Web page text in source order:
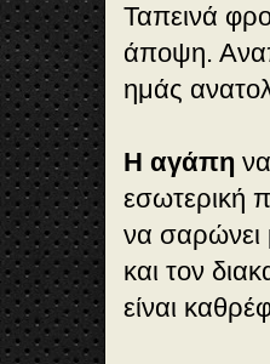
Ταπεινά
άποψη.
ημάς
Η αγάπη
εσωτερική
να σαρώνει
και τον
είναι